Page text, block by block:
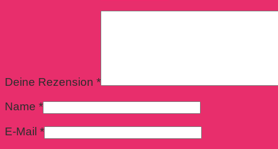
Deine Rezension *
Name *
E-Mail *